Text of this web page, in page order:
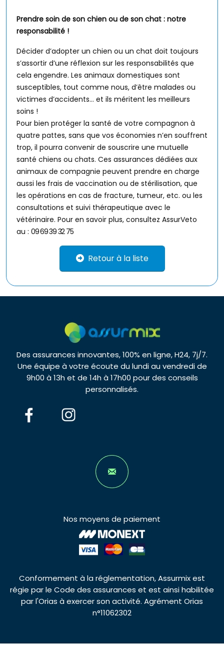
Prendre soin de son chien ou de son chat : notre
responsabilité !
Décider d’adopter un chien ou un chat doit toujours
s’assortir d’une réflexion sur les responsabilités que
cela engendre. Les animaux domestiques sont
susceptibles, tout comme nous, d’être malades ou
victimes d’accidents… et ils méritent les meilleurs
soins !
Pour bien protéger la santé de votre compagnon à
quatre pattes, sans que vos économies n’en souffrent
trop, il pourra convenir de souscrire une mutuelle
santé chiens ou chats. Ces assurances dédiées aux
animaux de compagnie peuvent prendre en charge
aussi les frais de vaccination ou de stérilisation, que
les opérations en cas de fracture, tumeur, etc. ou les
consultations et suivi thérapeutique avec le
vétérinaire. Pour en savoir plus, consultez AssurVeto
au : 09 69 39 32 75
Retour à la liste
Des assurances innovantes, 100% en ligne, H24, 7j/7.
Une équipe à votre écoute du lundi au vendredi de
9h00 à 13h et de 14h à 17h00 pour des conseils
personnalisés.
Nos moyens de paiement
Conformement à la réglementation, Assurmix est
régie par le Code des assurances et est ainsi habilitée
par l'Orias à exercer son activité. Agrément Orias
n°11062302